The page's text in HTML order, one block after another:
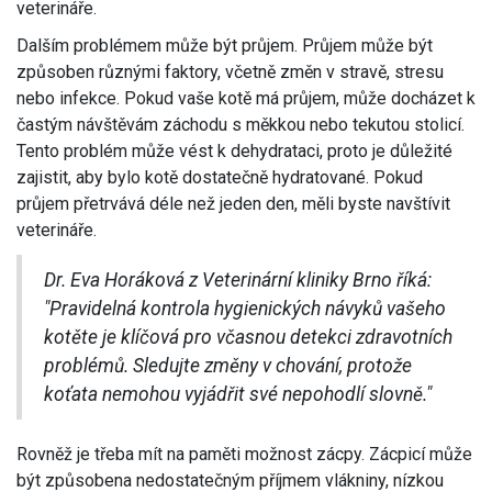
veterináře.
Dalším problémem může být průjem. Průjem může být
způsoben různými faktory, včetně změn v stravě, stresu
nebo infekce. Pokud vaše kotě má průjem, může docházet k
častým návštěvám záchodu s měkkou nebo tekutou stolicí.
Tento problém může vést k dehydrataci, proto je důležité
zajistit, aby bylo kotě dostatečně hydratované. Pokud
průjem přetrvává déle než jeden den, měli byste navštívit
veterináře.
Dr. Eva Horáková z Veterinární kliniky Brno říká:
"Pravidelná kontrola hygienických návyků vašeho
kotěte je klíčová pro včasnou detekci zdravotních
problémů. Sledujte změny v chování, protože
koťata nemohou vyjádřit své nepohodlí slovně."
Rovněž je třeba mít na paměti možnost zácpy. Zácpicí může
být způsobena nedostatečným příjmem vlákniny, nízkou